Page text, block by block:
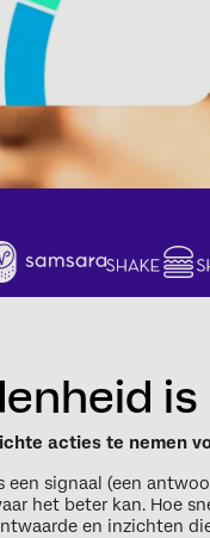
acties te nemen
signaal (een
het beter kan. Hoe
en inzichten